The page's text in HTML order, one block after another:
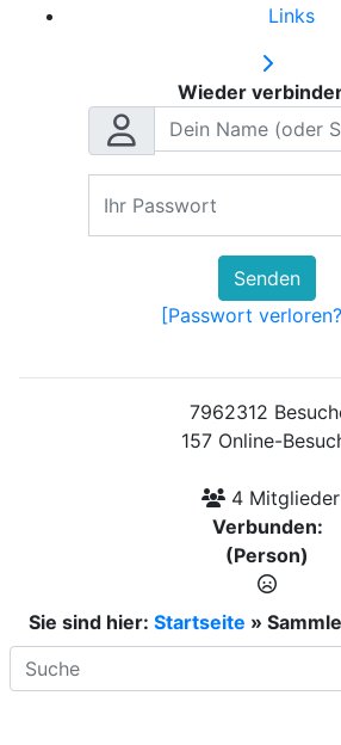
Links
Wieder
Senden
[Passwort verloren?
7962312
157 Online-
4 Mitglieder
Verbunden:
(Person)
Sie sind hier: Startseite »